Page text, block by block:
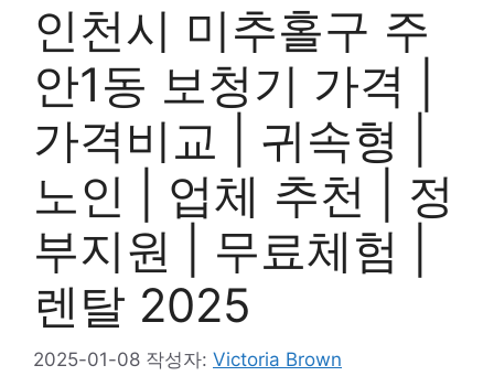
인천시 미추홀구 주
안1동 보청기 가격 |
가격비교 | 귀속형 |
노인 | 업체 추천 | 정
부지원 | 무료체험 |
렌탈 2025
2025-01-08 작성자: Victoria Brown